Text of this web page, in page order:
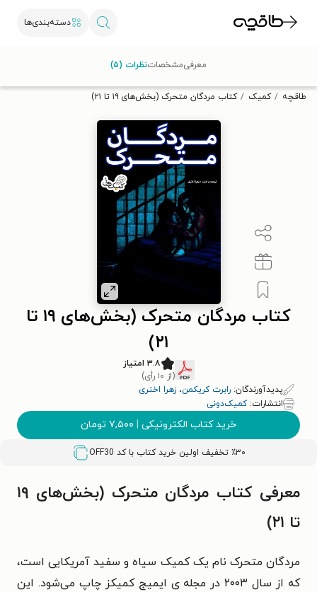
دسته‌بندی‌ها
تخفیف از طاقچه دریافت کن.
طاقچه کمیک کتاب مردگان متحرک (بخش‌‌های ۱۹ تا ۲۱)
کتاب مردگان متحرک (بخش‌‌های ۱۹ تا
۲۱)
۳.۸ امتیاز
(از ۱۰ رأی)
پدیدآورندگان: رابرت کریکمن، زهرا اختری
انتشارات:کمیک‌دونی
خرید کتاب الکترونیکی | ۷,۵۰۰ تومان
٪۳۰ تخفیف اولین خرید کتاب با کد OFF30
معرفیمشخصاتنظرات (۵)
معرفی کتاب مردگان متحرک (بخش‌‌های ۱۹
تا ۲۱)
مردگان متحرک نام یک کمیک سیاه و سفید آمریکایی است،
که از سال ۲۰۰۳ در مجله ی ایمیج کمیکز چاپ می‌شود. این